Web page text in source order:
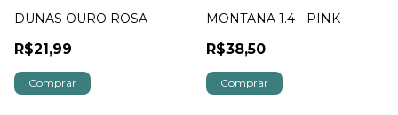
DUNAS OURO ROSA
R$21,99
MONTANA 1.4 - PINK
R$38,50